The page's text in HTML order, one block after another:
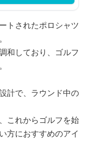
トされたポロシャツ
和しており、ゴルフ
計で、ラウンド中の
これからゴルフを始
方におすすめのアイ